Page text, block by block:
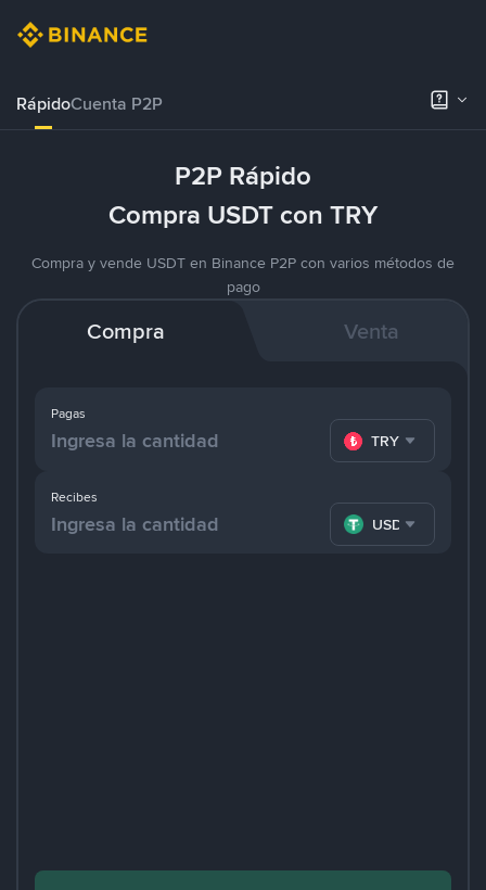
RápidoCuenta P2P
P2P Rápido
Compra USDT con TRY
Compra y vende USDT en Binance P2P con varios métodos de
pago
Compra Venta
Pagas
TRY
Recibes
USDT